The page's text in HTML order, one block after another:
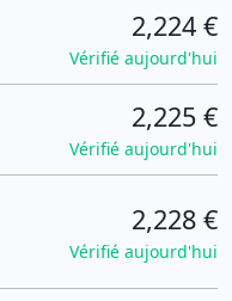
2,224 €
Vérifié aujourd'hui
2,225 €
Vérifié aujourd'hui
2,228 €
Vérifié aujourd'hui